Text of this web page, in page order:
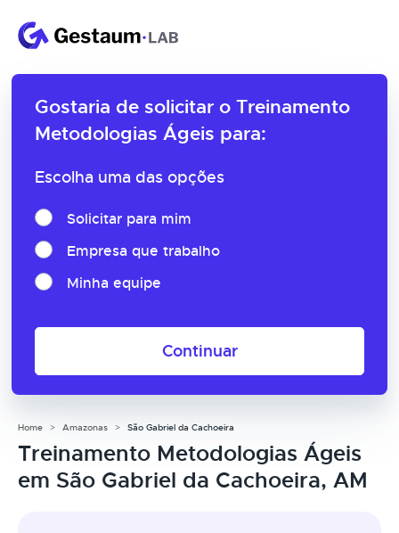
Gostaria de solicitar o Treinamento
Metodologias Ágeis para:
Escolha uma das opções
Solicitar para mim
Empresa que trabalho
Minha equipe
Continuar
Home Amazonas São Gabriel da Cachoeira
Treinamento Metodologias Ágeis
em São Gabriel da Cachoeira, AM